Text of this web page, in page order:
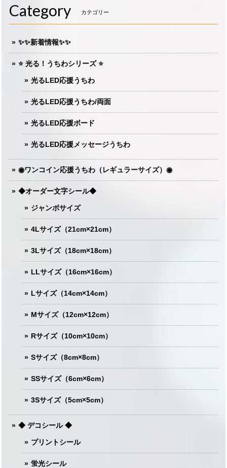
Category カテゴリー
✨✨新着情報✨✨
⭐️ 光る！うちわシリーズ ⭐️
光るLED応援うちわ
光るLED応援うちわ/両面
光るLED応援ボード
光るLED応援メッセージうちわ
◉ワンコイン応援うちわ（レギュラーサイズ）◉
◆オーダー文字シール◆
ジャンボサイズ
4Lサイズ（21cm×21cm）
3Lサイズ（18cm×18cm）
LLサイズ（16cm×16cm）
Lサイズ（14cm×14cm）
Mサイズ（12cm×12cm）
Rサイズ（10cm×10cm）
Sサイズ（8cm×8cm）
SSサイズ（6cm×6cm）
3Sサイズ（5cm×5cm）
◆ デコシール ◆
プリントシール
蛍光シール